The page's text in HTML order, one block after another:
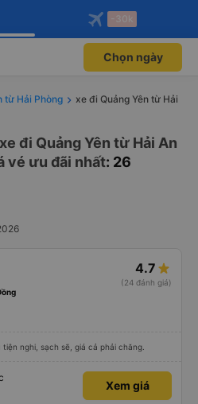
ngay!
viên độc
Mở app
đặt vé máy bay qua
Mở app
-30k
Chọn ngày
từ Hải Phòng
xe đi Quảng Yên từ Hải
đi Quảng Yên từ Hải An
vé ưu đãi nhất: 26
4.7
(24 đánh giá)
nghi, sạch sẽ, giá cả phải chăng.
Xem giá